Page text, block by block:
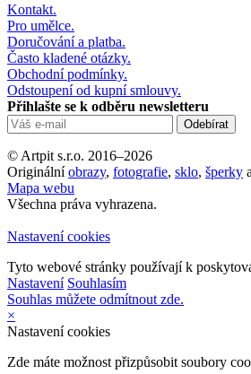
Kontakt.
Pro umělce.
Doručování a platba.
Často kladené otázky.
Obchodní podmínky.
Odstoupení od kupní smlouvy.
Přihlašte se k odběru newsletteru
© Artpit s.r.o. 2016–2026
Originálníobrazy, fotografie, sklo, šperky a
Mapa webu
Všechna práva vyhrazena.
Nastavení cookies
Tyto webové stránky používají k
Nastavení Souhlasím
Souhlas můžete odmítnout zde.
×
Nastavení cookies
Zde máte možnost přizpůsobit soubory